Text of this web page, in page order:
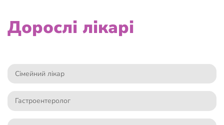
Дорослі лікарі
Сімейний лікар
Гастроентеролог